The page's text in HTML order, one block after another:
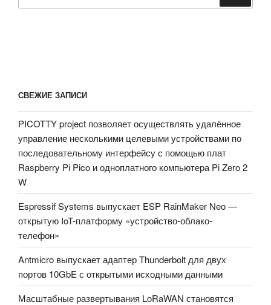
СВЕЖИЕ ЗАПИСИ
PICOTTY project позволяет осуществлять удалённое
управление несколькими целевыми устройствами по
последовательному интерфейсу с помощью плат
Raspberry Pi Pico и одноплатного компьютера Pi Zero 2
W
Espressif Systems выпускает ESP RainMaker Neo —
открытую IoT-платформу «устройство-облако-
телефон»
Antmicro выпускает адаптер Thunderbolt для двух
портов 10GbE с открытыми исходными данными
Масштабные развертывания LoRaWAN становятся